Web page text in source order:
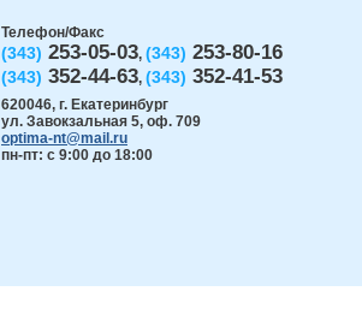
Телефон/Факс
(343) 253-05-03, (343) 253-80-16
(343) 352-44-63, (343) 352-41-53
620046, г. Екатеринбург
ул. Завокзальная 5, оф. 709
optima-nt@mail.ru
пн-пт: с 9:00 до 18:00